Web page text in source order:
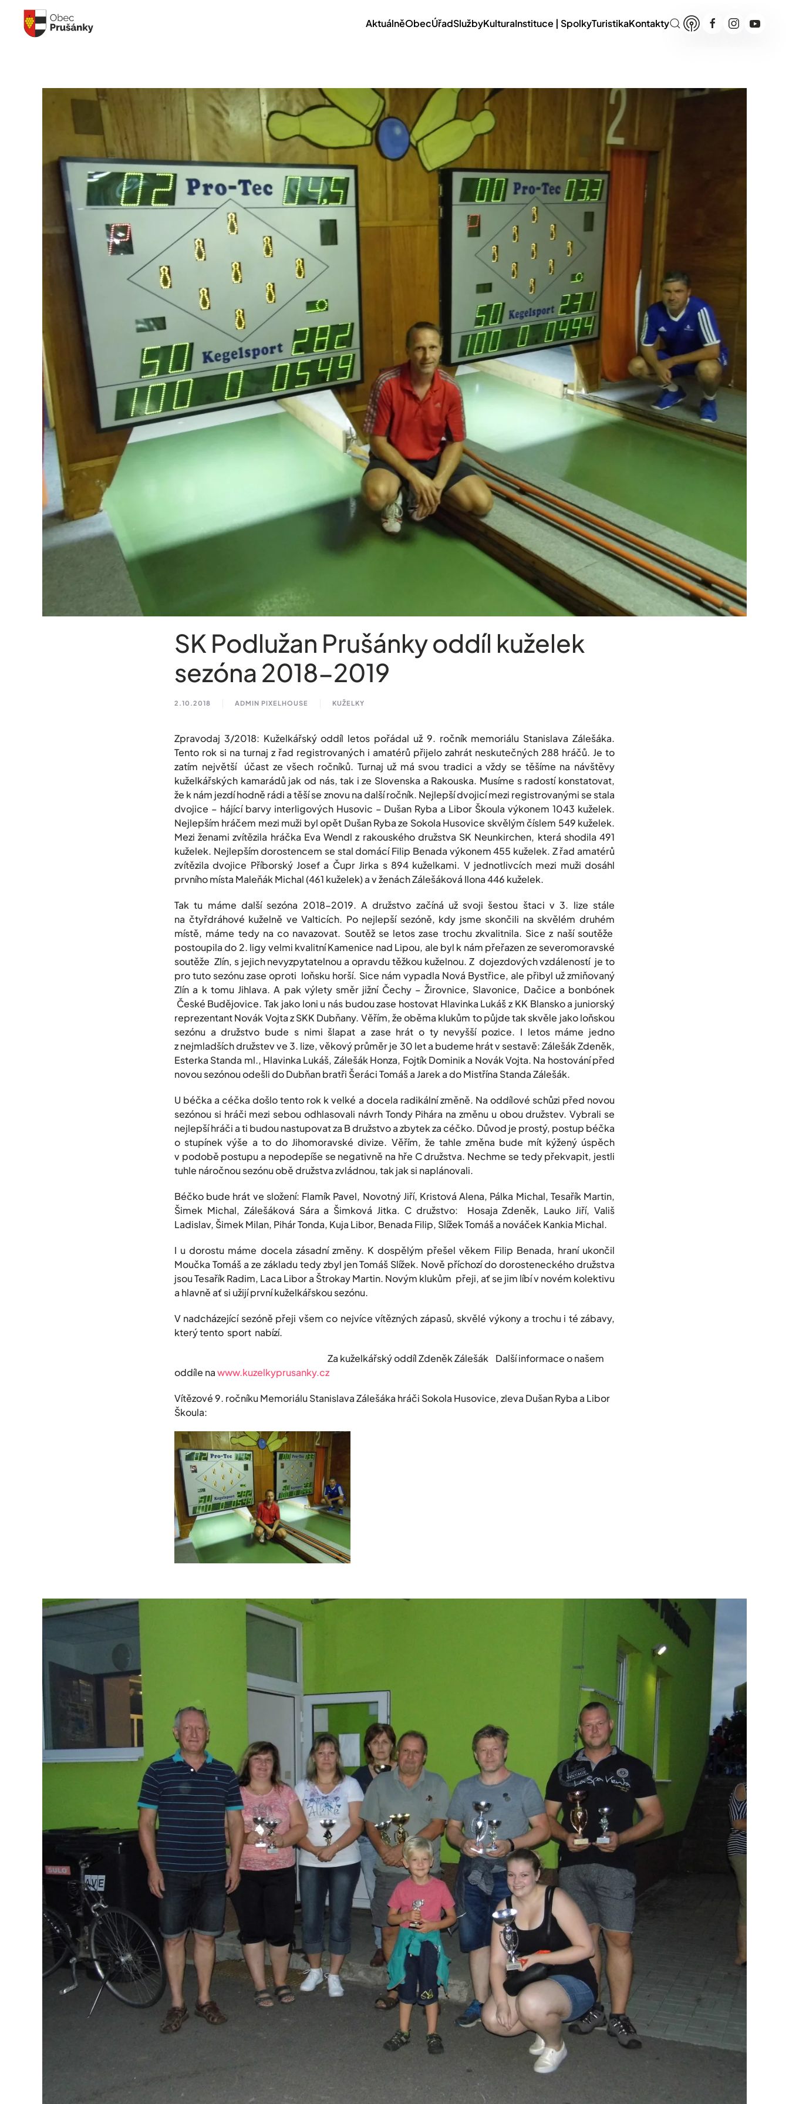
Skip to main content AktuálněObecÚřadSlužbyKulturaInstituce | SpolkyTuristikaKontakty
SK Podlužan Prušánky oddíl kuželek
sezóna 2018-2019
2.10.2018 ADMIN PIXELHOUSE KUŽELKY
Zpravodaj 3/2018: Kuželkářský oddíl letos pořádal už 9. ročník memoriálu Stanislava Zálešáka.
Tento rok si na turnaj z řad registrovaných i amatérů přijelo zahrát neskutečných 288 hráčů. Je to
zatím největší účast ze všech ročníků. Turnaj už má svou tradici a vždy se těšíme na návštěvy
kuželkářských kamarádů jak od nás, tak i ze Slovenska a Rakouska. Musíme s radostí konstatovat,
že k nám jezdí hodně rádi a těší se znovu na další ročník. Nejlepší dvojicí mezi registrovanými se stala
dvojice – hájící barvy interligových Husovic – Dušan Ryba a Libor Škoula výkonem 1043 kuželek.
Nejlepším hráčem mezi muži byl opět Dušan Ryba ze Sokola Husovice skvělým číslem 549 kuželek.
Mezi ženami zvítězila hráčka Eva Wendl z rakouského družstva SK Neunkirchen, která shodila 491
kuželek. Nejlepším dorostencem se stal domácí Filip Benada výkonem 455 kuželek. Z řad amatérů
zvítězila dvojice Příborský Josef a Čupr Jirka s 894 kuželkami. V jednotlivcích mezi muži dosáhl
prvního místa Maleňák Michal (461 kuželek) a v ženách Zálešáková Ilona 446 kuželek.
Tak tu máme další sezóna 2018-2019. A družstvo začíná už svoji šestou štaci v 3. lize stále
na čtyřdráhové kuželně ve Valticích. Po nejlepší sezóně, kdy jsme skončili na skvělém druhém
místě, máme tedy na co navazovat. Soutěž se letos zase trochu zkvalitnila. Sice z naší soutěže
postoupila do 2. ligy velmi kvalitní Kamenice nad Lipou, ale byl k nám přeřazen ze severomoravské
soutěže Zlín, s jejich nevyzpytatelnou a opravdu těžkou kuželnou. Z dojezdových vzdáleností je to
pro tuto sezónu zase oproti loňsku horší. Sice nám vypadla Nová Bystřice, ale přibyl už zmiňovaný
Zlín a k tomu Jihlava. A pak výlety směr jižní Čechy – Žirovnice, Slavonice, Dačice a bonbónek
České Budějovice. Tak jako loni u nás budou zase hostovat Hlavinka Lukáš z KK Blansko a juniorský
reprezentant Novák Vojta z SKK Dubňany. Věřím, že oběma klukům to půjde tak skvěle jako loňskou
sezónu a družstvo bude s nimi šlapat a zase hrát o ty nevyšší pozice. I letos máme jedno
z nejmladších družstev ve 3. lize, věkový průměr je 30 let a budeme hrát v sestavě: Zálešák Zdeněk,
Esterka Standa ml., Hlavinka Lukáš, Zálešák Honza, Fojtík Dominik a Novák Vojta. Na hostování před
novou sezónou odešli do Dubňan bratři Šeráci Tomáš a Jarek a do Mistřína Standa Zálešák.
U béčka a céčka došlo tento rok k velké a docela radikální změně. Na oddílové schůzi před novou
sezónou si hráči mezi sebou odhlasovali návrh Tondy Pihára na změnu u obou družstev. Vybrali se
nejlepší hráči a ti budou nastupovat za B družstvo a zbytek za céčko. Důvod je prostý, postup béčka
o stupínek výše a to do Jihomoravské divize. Věřím, že tahle změna bude mít kýžený úspěch
v podobě postupu a nepodepíše se negativně na hře C družstva. Nechme se tedy překvapit, jestli
tuhle náročnou sezónu obě družstva zvládnou, tak jak si naplánovali.
Béčko bude hrát ve složení: Flamík Pavel, Novotný Jiří, Kristová Alena, Pálka Michal, Tesařík Martin,
Šimek Michal, Zálešáková Sára a Šimková Jitka. C družstvo: Hosaja Zdeněk, Lauko Jiří, Vališ
Ladislav, Šimek Milan, Pihár Tonda, Kuja Libor, Benada Filip, Slížek Tomáš a nováček Kankia Michal.
I u dorostu máme docela zásadní změny. K dospělým přešel věkem Filip Benada, hraní ukončil
Moučka Tomáš a ze základu tedy zbyl jen Tomáš Slížek. Nově příchozí do dorosteneckého družstva
jsou Tesařík Radim, Laca Libor a Štrokay Martin. Novým klukům přeji, ať se jim líbí v novém kolektivu
a hlavně ať si užijí první kuželkářskou sezónu.
V nadcházející sezóně přeji všem co nejvíce vítězných zápasů, skvělé výkony a trochu i té zábavy,
který tento sport nabízí.
Za kuželkářský oddíl Zdeněk Zálešák Další informace o našem
oddíle nawww.kuzelkyprusanky.cz
Vítězové 9. ročníku Memoriálu Stanislava Zálešáka hráči Sokola Husovice, zleva Dušan Ryba a Libor
Škoula: